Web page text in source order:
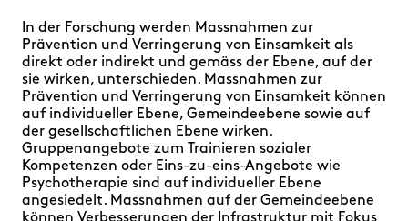
In der Forschung werden Massnahmen zur
Prävention und Verringerung von Einsamkeit als
direkt oder indirekt und gemäss der Ebene, auf der
sie wirken, unterschieden. Massnahmen zur
Prävention und Verringerung von Einsamkeit können
auf individueller Ebene, Gemeindeebene sowie auf
der gesellschaftlichen Ebene wirken.
Gruppenangebote zum Trainieren sozialer
Kompetenzen oder Eins-zu-eins-Angebote wie
Psychotherapie sind auf individueller Ebene
angesiedelt. Massnahmen auf der Gemeindeebene
können Verbesserungen der Infrastruktur mit Fokus